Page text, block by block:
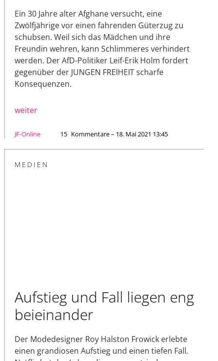
Ein 30 Jahre alter Afghane versucht, eine
Zwölfjährige vor einen fahrenden Güterzug zu
schubsen. Weil sich das Mädchen und ihre
Freundin wehren, kann Schlimmeres verhindert
werden. Der AfD-Politiker Leif-Erik Holm fordert
gegenüber der JUNGEN FREIHEIT scharfe
Konsequenzen.
weiter
JF-Online 15 Kommentare – 18. Mai 2021 13:45
MEDIEN
Aufstieg und Fall liegen eng
beieinander
Der Modedesigner Roy Halston Frowick erlebte
einen grandiosen Aufstieg und einen tiefen Fall.